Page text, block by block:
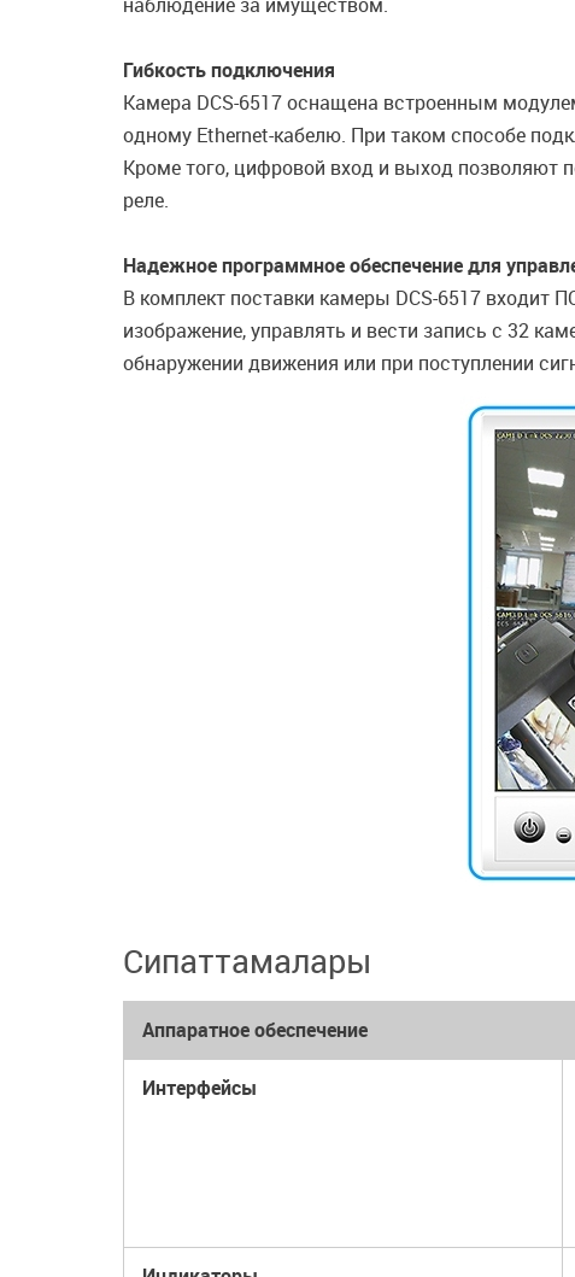
Гибкость подключения
Камера DCS-6517 оснащена встроенным
одному Ethernet-кабелю. При таком способе
Кроме того, цифровой вход и выход позволяют
реле.
Надежное программное обеспечение для
В комплект поставки камеры DCS-6517
изображение, управлять и вести запись с 32
обнаружении движения или при поступлении
Сипаттамалары
Аппаратное обеспечение
Интерфейсы